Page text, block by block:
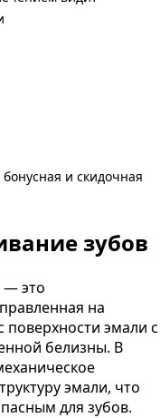
и скидочная
зубов
— это
на
поверхности эмали с
белизны. В
эмали, что
для зубов.